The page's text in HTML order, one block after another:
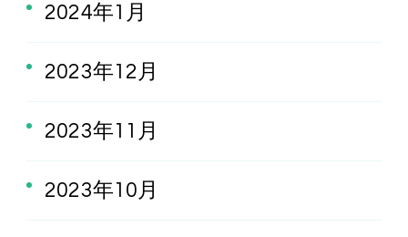
2024年1月
2023年12月
2023年11月
2023年10月